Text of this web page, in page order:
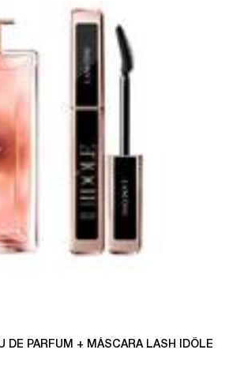
DE PARFUM + MÁSCARA LASH IDÔLE